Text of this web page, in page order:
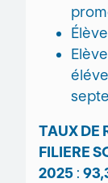
TAUX DE
FILIERE
2025: